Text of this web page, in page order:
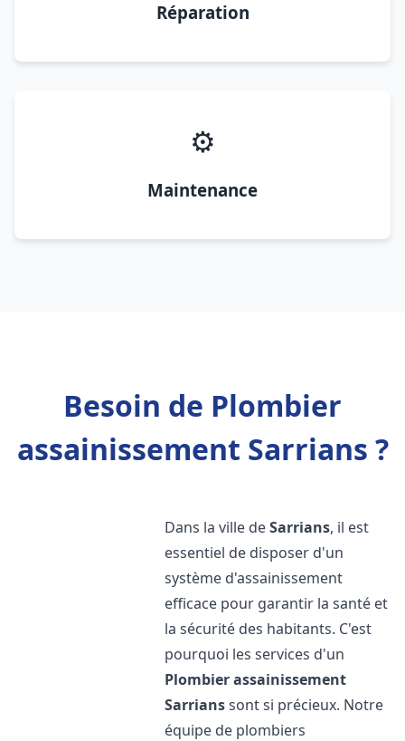
Réparation
⚙️
Maintenance
Besoin de Plombier
assainissement Sarrians ?
Dans la ville deSarrians, il est
essentiel de disposer d'un
système d'assainissement
efficace pour garantir la santé et
la sécurité des habitants. C'est
pourquoi les services d'un
Plombier assainissement
Sarrianssont si précieux. Notre
équipe de plombiers